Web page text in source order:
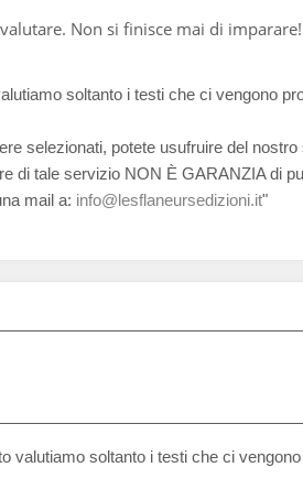
Non si finisce mai di imparare!
soltanto i testi che ci vengono
selezionati, potete usufruire del
di tale servizio NON È GARANZIA di
mail a: info@lesflaneursedizioni.it"
valutiamo soltanto i testi che ci